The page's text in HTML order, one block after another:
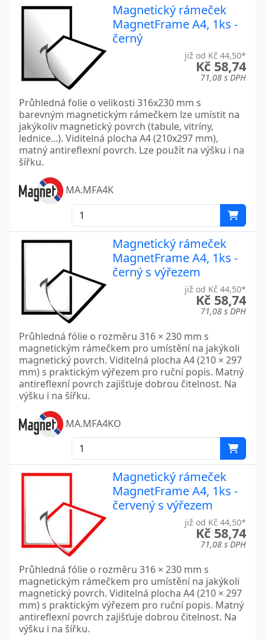
Magnetický rámeček
MagnetFrame A4, 1ks -
černý
již od Kč 44,50*
Kč 58,74
71,08 s DPH
Průhledná folie o velikosti 316x230 mm s
barevným magnetickým rámečkem lze umístit na
jakýkoliv magnetický povrch (tabule, vitríny,
lednice...). Viditelná plocha A4 (210x297 mm),
matný antireflexní povrch. Lze použít na výšku i na
šířku.
MA.MFA4K
Magnetický rámeček
MagnetFrame A4, 1ks -
černý s výřezem
již od Kč 44,50*
Kč 58,74
71,08 s DPH
Průhledná fólie o rozměru 316 × 230 mm s
magnetickým rámečkem pro umístění na jakýkoli
magnetický povrch. Viditelná plocha A4 (210 × 297
mm) s praktickým výřezem pro ruční popis. Matný
antireflexní povrch zajišťuje dobrou čitelnost. Na
výšku i na šířku.
MA.MFA4KO
Magnetický rámeček
MagnetFrame A4, 1ks -
červený s výřezem
již od Kč 44,50*
Kč 58,74
71,08 s DPH
Průhledná fólie o rozměru 316 × 230 mm s
magnetickým rámečkem pro umístění na jakýkoli
magnetický povrch. Viditelná plocha A4 (210 × 297
mm) s praktickým výřezem pro ruční popis. Matný
antireflexní povrch zajišťuje dobrou čitelnost. Na
výšku i na šířku.